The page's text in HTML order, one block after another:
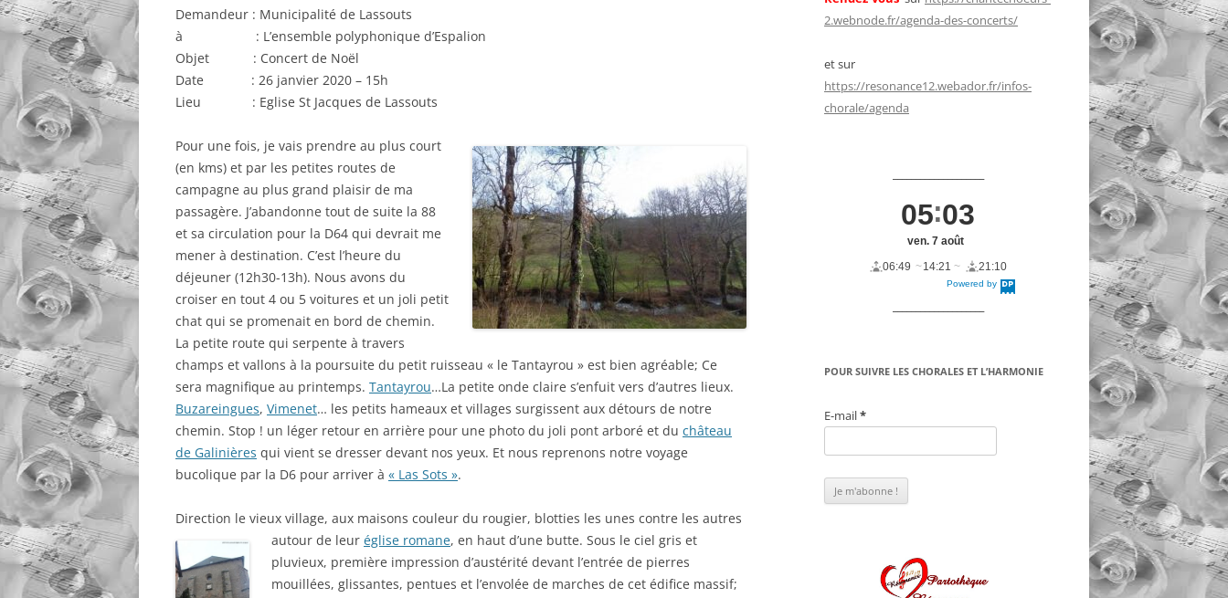
AGENDA SOLO VOIX DES
BORALDES
AGENDA SOLO ENS. POLYPH.
ESPALION
Demandeur : Municipalité de Lassouts
à : L’ensemble polyphonique d’Espalion
Objet : Concert de Noël
Date : 26 janvier 2020 – 15h
Lieu : Eglise St Jacques de Lassouts
Pour une fois, je vais prendre au plus court
(en kms) et par les petites routes de
campagne au plus grand plaisir de ma
passagère. J’abandonne tout de suite la 88
et sa circulation pour la D64 qui devrait me
mener à destination. C’est l’heure du
déjeuner (12h30-13h). Nous avons du
croiser en tout 4 ou 5 voitures et un joli petit
chat qui se promenait en bord de chemin.
La petite route qui serpente à travers
champs et vallons à la poursuite du petit ruisseau « le Tantayrou » est bien agréable; Ce
sera magnifique au printemps. Tantayrou…La petite onde claire s’enfuit vers d’autres lieux.
Buzareingues, Vimenet… les petits hameaux et villages surgissent aux détours de notre
chemin. Stop ! un léger retour en arrière pour une photo du joli pont arboré et du château
de Galinières qui vient se dresser devant nos yeux. Et nous reprenons notre voyage
bucolique par la D6 pour arriver à « Las Sots ».
Direction le vieux village, aux maisons couleur du rougier, blotties les unes contre les autres
autour de leur église romane, en haut d’une butte. Sous le ciel gris et
pluvieux, première impression d’austérité devant l’entrée de pierres
mouillées, glissantes, pentues et l’envolée de marches de cet édifice massif;
2.webnode.fr/agenda-des-concerts/
et sur
https://resonance12.webador.fr/infos-
chorale/agenda
Powered by
05 03
ven. 7 août
06:49
14:21 21:10
POUR SUIVRE LES CHORALES ET L’HARMONIE
E-mail*